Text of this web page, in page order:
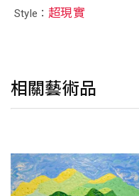
Style：超現實
相關藝術品